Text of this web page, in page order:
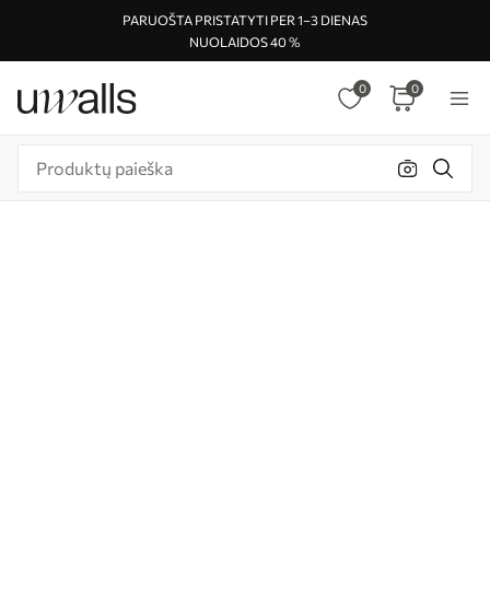
PARUOŠTA PRISTATYTI PER 1–3 DIENAS
NUOLAIDOS 40 %
0 0